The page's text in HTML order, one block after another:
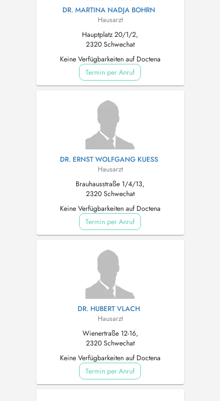
DR. MARTINA NADJA BOHRN
Hausarzt
Hauptplatz 20/1/2,
2320 Schwechat
Keine Verfügbarkeiten auf Doctena
Termin per Anruf
DR. ERNST WOLFGANG KUESS
Hausarzt
Brauhausstraße 1/4/13,
2320 Schwechat
Keine Verfügbarkeiten auf Doctena
Termin per Anruf
DR. HUBERT VLACH
Hausarzt
Wienertraße 12-16,
2320 Schwechat
Keine Verfügbarkeiten auf Doctena
Termin per Anruf